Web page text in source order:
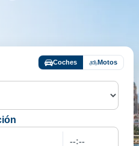
Coches Motos